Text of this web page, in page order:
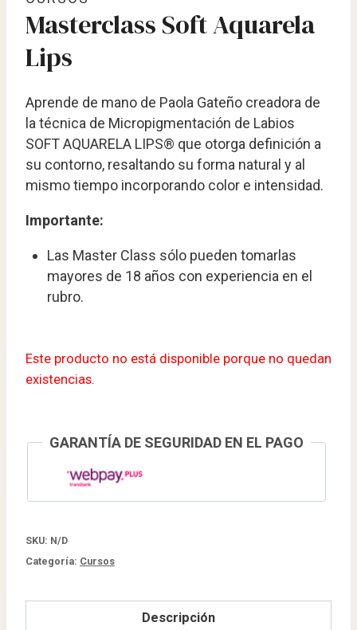
Masterclass Soft Aquarela
Lips
Aprende de mano de Paola Gateño creadora de
la técnica de Micropigmentación de Labios
SOFT AQUARELA LIPS®️ que otorga definición a
su contorno, resaltando su forma natural y al
mismo tiempo incorporando color e intensidad.
Importante:
Las Master Class sólo pueden tomarlas
mayores de 18 años con experiencia en el
rubro.
Este producto no está disponible porque no quedan
existencias.
GARANTÍA DE SEGURIDAD EN EL PAGO
SKU: N/D
Categoría: Cursos
Descripción